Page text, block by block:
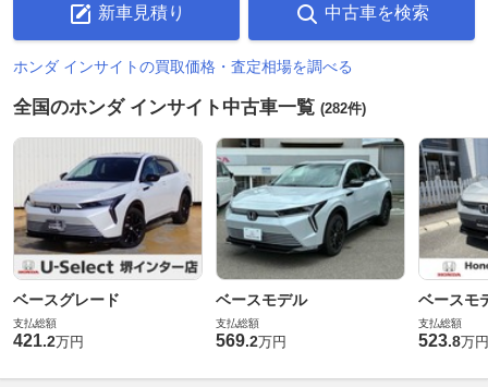
新車見積り 中古車を検索
ホンダ インサイトの買取価格・査定相場を調べる
全国のホンダ インサイト中古車一覧 (282件)
ベースグレード
支払総額
421.2万円
ベースモデル
支払総額
569.2万円
ベースモ
支払総額
523.8万円